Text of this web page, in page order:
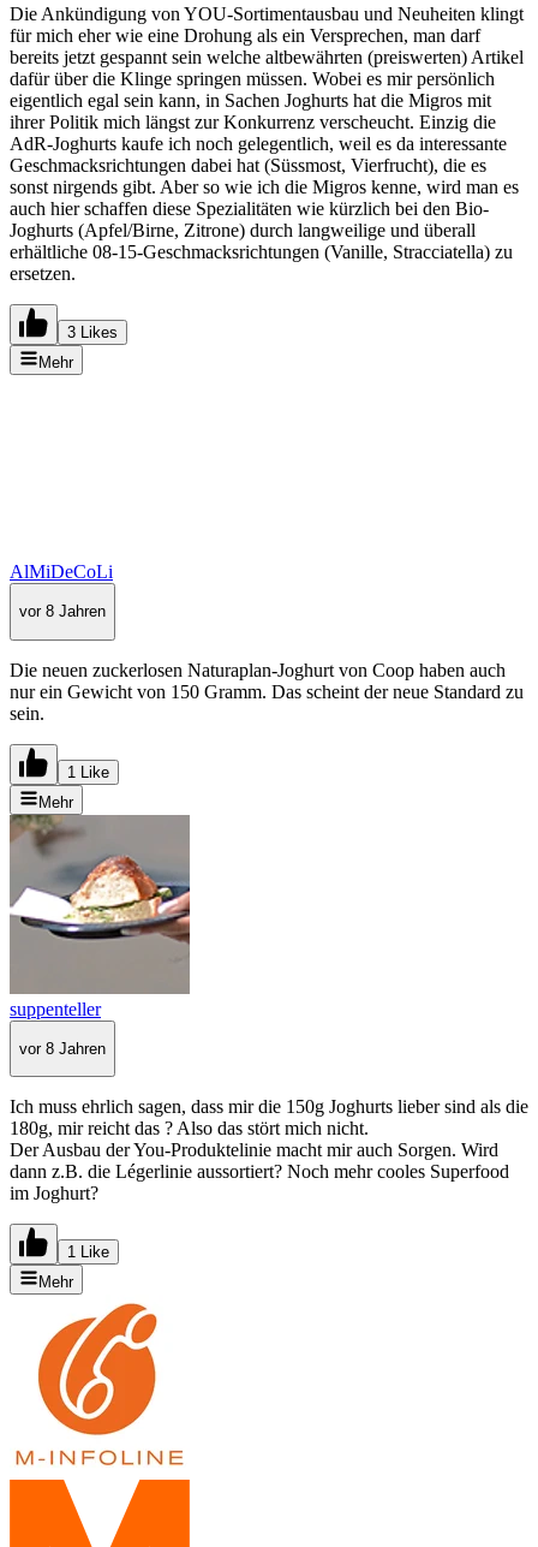
Die Ankündigung von YOU-Sortimentausbau und Neuheiten klingt
für mich eher wie eine Drohung als ein Versprechen, man darf
bereits jetzt gespannt sein welche altbewährten (preiswerten) Artikel
dafür über die Klinge springen müssen. Wobei es mir persönlich
eigentlich egal sein kann, in Sachen Joghurts hat die Migros mit
ihrer Politik mich längst zur Konkurrenz verscheucht. Einzig die
AdR-Joghurts kaufe ich noch gelegentlich, weil es da interessante
Geschmacksrichtungen dabei hat (Süssmost, Vierfrucht), die es
sonst nirgends gibt. Aber so wie ich die Migros kenne, wird man es
auch hier schaffen diese Spezialitäten wie kürzlich bei den Bio-
Joghurts (Apfel/Birne, Zitrone) durch langweilige und überall
erhältliche 08-15-Geschmacksrichtungen (Vanille, Stracciatella) zu
ersetzen.
3 Likes
Mehr
AlMiDeCoLi
vor 8 Jahren
Die neuen zuckerlosen Naturaplan-Joghurt von Coop haben auch
nur ein Gewicht von 150 Gramm. Das scheint der neue Standard zu
sein.
1 Like
Mehr
suppenteller
vor 8 Jahren
Ich muss ehrlich sagen, dass mir die 150g Joghurts lieber sind als die
180g, mir reicht das ? Also das stört mich nicht.
Der Ausbau der You-Produktelinie macht mir auch Sorgen. Wird
dann z.B. die Légerlinie aussortiert? Noch mehr cooles Superfood
im Joghurt?
1 Like
Mehr